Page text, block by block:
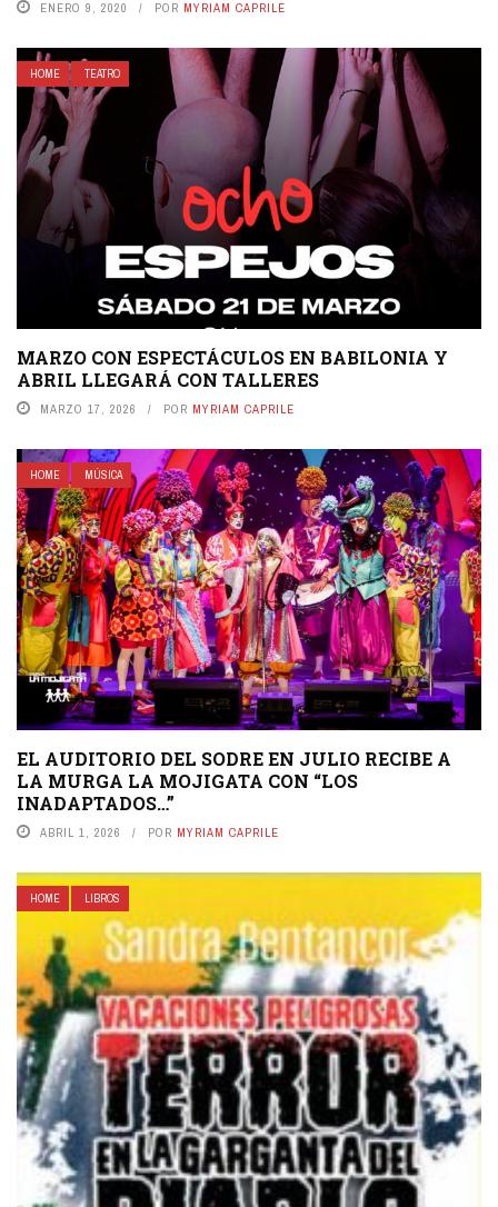
ENERO 9, 2020 POR MYRIAM CAPRILE
HOME TEATRO
MARZO CON ESPECTÁCULOS EN BABILONIA Y
ABRIL LLEGARÁ CON TALLERES
MARZO 17, 2026 POR MYRIAM CAPRILE
HOME MÚSICA
EL AUDITORIO DEL SODRE EN JULIO RECIBE A
LA MURGA LA MOJIGATA CON “LOS
INADAPTADOS…”
ABRIL 1, 2026 POR MYRIAM CAPRILE
HOME LIBROS